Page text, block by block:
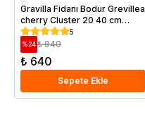
Saksıda
Gravilla Fidanı Bodur Grevillea
cherry Cluster 20 40 cm
Saksıda
5
%24 ₺ 840
₺ 640
Sepete Ekle